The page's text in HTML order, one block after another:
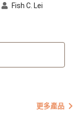
Fish C. Lei
更多產品